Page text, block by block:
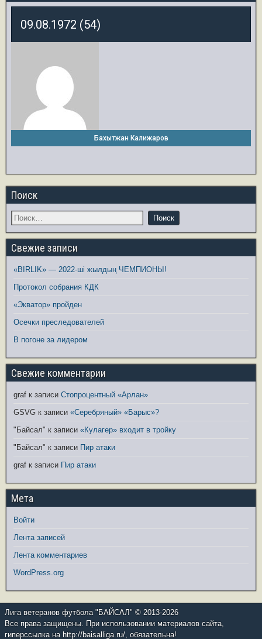
09.08.1972 (54)
Бахытжан Калижаров
Поиск
Свежие записи
«BIRLIK» — 2022-ші жылдың ЧЕМПИОНЫ!
Протокол собрания КДК
«Экватор» пройден
Осечки преследователей
В погоне за лидером
Свежие комментарии
graf к записи Стопроцентный «Арлан»
GSVG к записи «Серебряный» «Барыс»?
"Байсал" к записи «Кулагер» входит в тройку
"Байсал" к записи Пир атаки
graf к записи Пир атаки
Мета
Войти
Лента записей
Лента комментариев
WordPress.org
Лига ветеранов футбола "БАЙСАЛ" © 2013-2026
Все права защищены. При использовании материалов сайта,
гиперссылка на http://baisalliga.ru/, обязательна!